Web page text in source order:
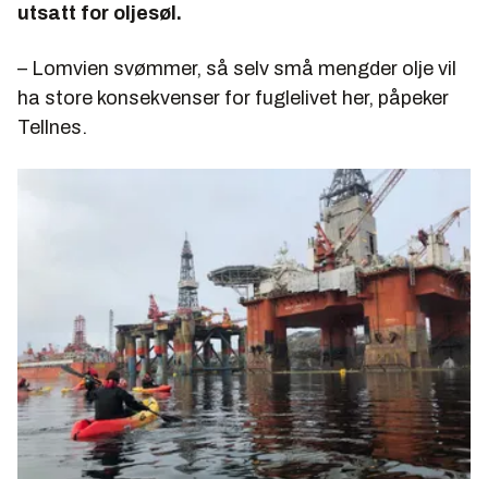
utsatt for oljesøl.
– Lomvien svømmer, så selv små mengder olje vil
ha store konsekvenser for fuglelivet her, påpeker
Tellnes.